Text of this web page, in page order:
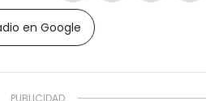
en Google